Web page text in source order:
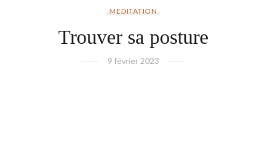
MEDITATION
Trouver sa posture
9 février 2023